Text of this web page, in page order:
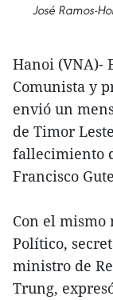
José Ramos-
Hanoi (VNA)-
Comunista y
envió un
de Timor
fallecimiento
Francisco
Con el
Político,
ministro de
Trung,